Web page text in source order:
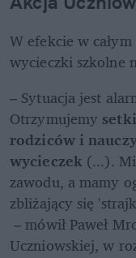
W efekcie w
wycieczki szkolne
– Sytuacja jest
Otrzymujemy
rodziców i
wycieczek (...).
zawodu, a mamy
zbliżający się
– mówił Paweł Mrozek, założyciel Akcji
Uczniowskiej, w